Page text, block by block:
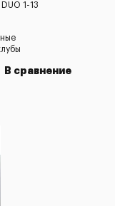
1-13
В сравнение